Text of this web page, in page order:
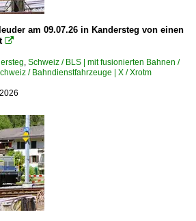
Bahnen
Historische Fahrzeuge
am 09.07.26 in Kandersteg von einen

, Schweiz / BLS | mit fusionierten Bahnen /
/ Bahndienstfahrzeuge | X / Xrotm